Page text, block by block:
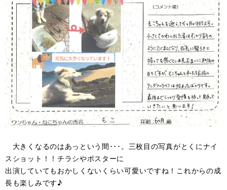
大きくなるのはあっという間･･･。三枚目の写真がとくにナイ
スショット！！チラシやポスターに
出演していてもおかしくないくらい可愛いですね！これからの成
長も楽しみです♪